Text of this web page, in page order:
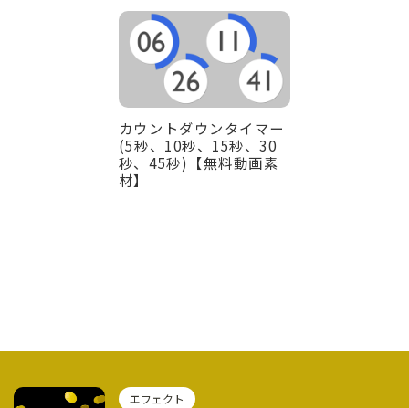
カウントダウンタイマー
(5秒、10秒、15秒、30
秒、45秒)【無料動画素
材】
エフェクト